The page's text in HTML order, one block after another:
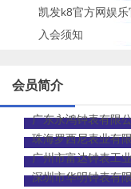
凯发k8官方网娱乐
的公告
入会须知
会员简介
广东永鸿钟表有限
珠海罗西尼表业有
广州市富达钟表工
深圳市华明钟表有